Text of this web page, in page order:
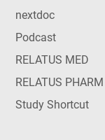
nextdoc
Podcast
RELATUS MED
RELATUS PHARM
Study Shortcut